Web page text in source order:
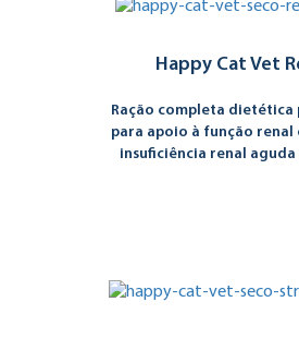
Happy Cat Vet
Ração completa dietética
para apoio à função renal
insuficiência renal aguda